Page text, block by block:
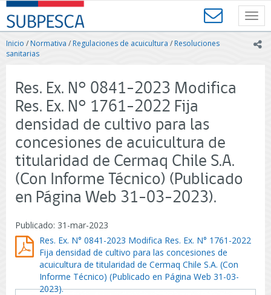
Contenido
principal
SUBPESCA
-
Subsecretaría
de
Acuicultura
Gobierno
de
Inicio /Normativa / Regulaciones de acuicultura /Resoluciones
sanitarias
Res. Ex. N° 0841-2023 Modifica
Res. Ex. N° 1761-2022 Fija
densidad de cultivo para las
concesiones de acuicultura de
titularidad de Cermaq Chile S.A.
(Con Informe Técnico) (Publicado
en Página Web 31-03-2023).
Publicado: 31-mar-2023
Res. Ex. N° 0841-2023 Modifica Res. Ex. N° 1761-2022
Fija densidad de cultivo para las concesiones de
acuicultura de titularidad de Cermaq Chile S.A. (Con
Informe Técnico) (Publicado en Página Web 31-03-
2023).